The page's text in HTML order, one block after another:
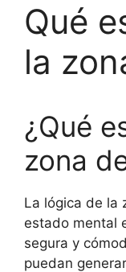
Qué
la
¿Qué
zona
La lógica de la
estado mental
segura y
puedan